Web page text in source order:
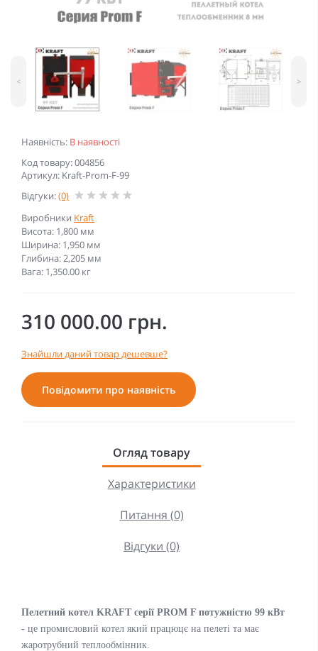
Наявність: В наявності
Код товару: 004856
Артикул: Kraft-Prom-F-99
Відгуки:(0)
Виробники Kraft
Висота: 1,800 мм
Ширина: 1,950 мм
Глибина: 2,205 мм
Вага: 1,350.00 кг
< >
310 000.00 грн.
Знайшли даний товар дешевше?
Повідомити про наявність
Огляд товару
Характеристики
Питання (0)
Відгуки (0)
Пелетний котел KRAFT серії PROM F потужністю 99 кВт
- це промисловий котел який працюцє на пелеті та має
жаротрубний теплообмінник.